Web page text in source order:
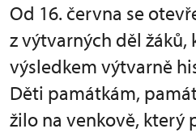
Od 16. června se
z výtvarných děl žáků,
výsledkem výtvarně
Děti památkám,
žilo na venkově, který